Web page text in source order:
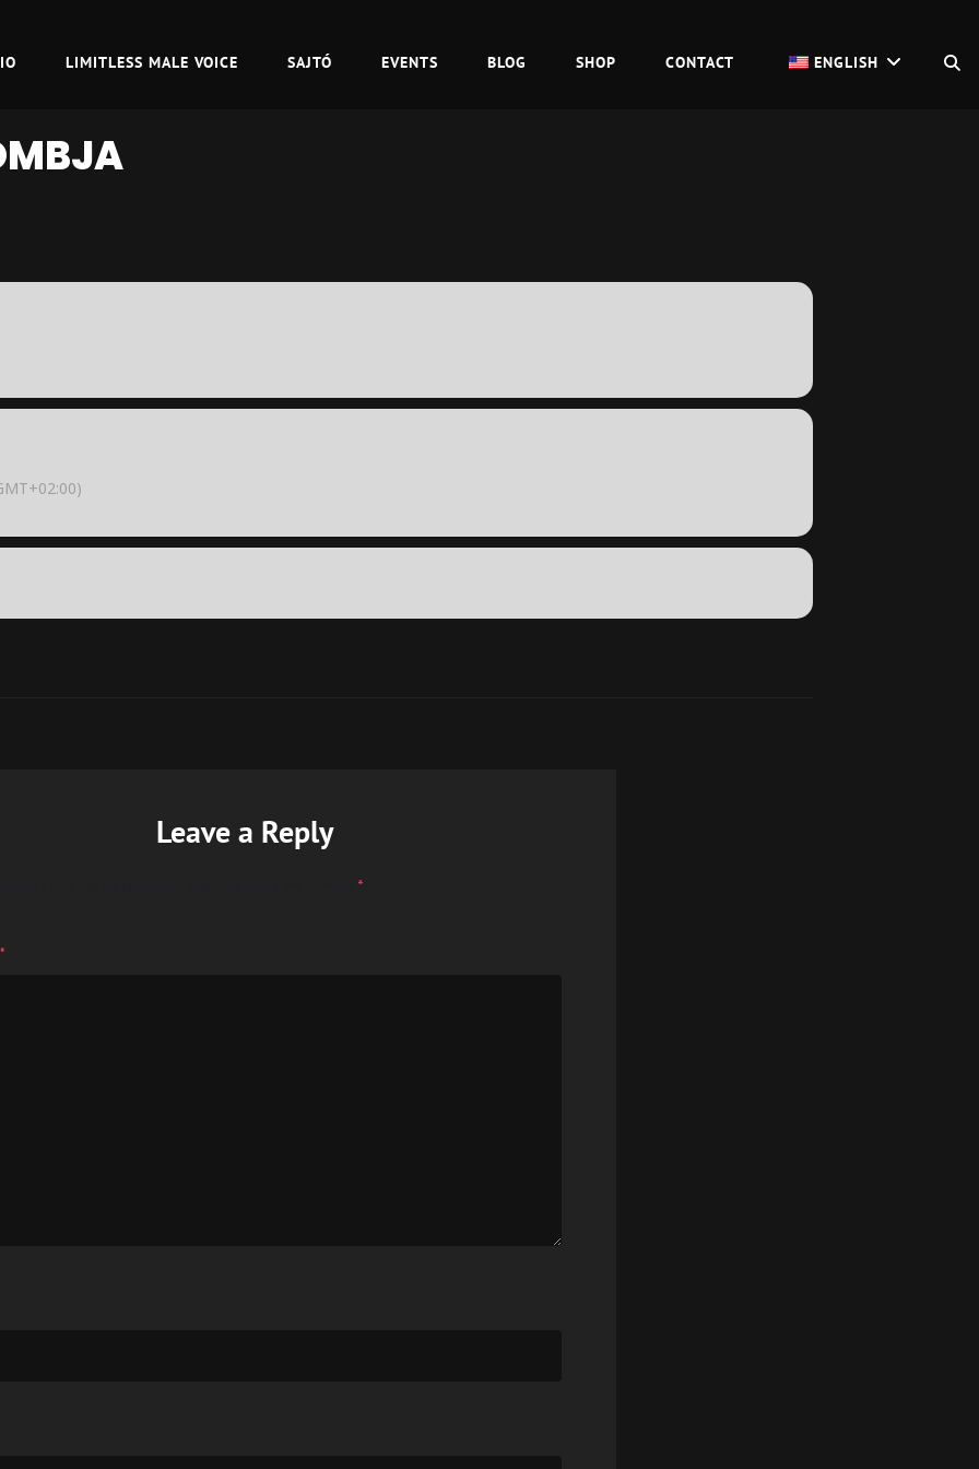
LIMITLESS MALE VOICE SAJTÓ EVENTS BLOG SHOP CONTACT ENGLISH
Leave a Reply
*
*